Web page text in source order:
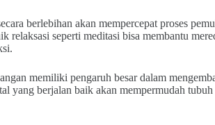
berlebihan akan mempercepat proses
relaksasi seperti meditasi bisa membantu
memiliki pengaruh besar dalam
yang berjalan baik akan mempermudah tubuh